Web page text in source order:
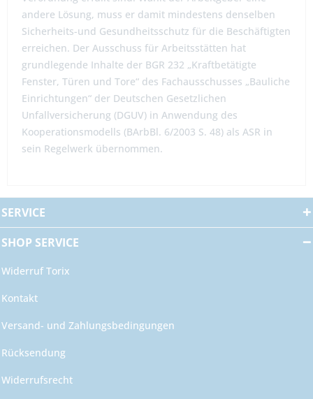
andere Lösung, muss er damit mindestens denselben
Sicherheits-und Gesundheitsschutz für die Beschäftigten
erreichen. Der Ausschuss für Arbeitsstätten hat
grundlegende Inhalte der BGR 232 „Kraftbetätigte
Fenster, Türen und Tore“ des Fachausschusses „Bauliche
Einrichtungen“ der Deutschen Gesetzlichen
Unfallversicherung (DGUV) in Anwendung des
Kooperationsmodells (BArbBl. 6/2003 S. 48) als ASR in
sein Regelwerk übernommen.
SERVICE
SHOP SERVICE
Widerruf Torix
Kontakt
Versand- und Zahlungsbedingungen
Rücksendung
Widerrufsrecht